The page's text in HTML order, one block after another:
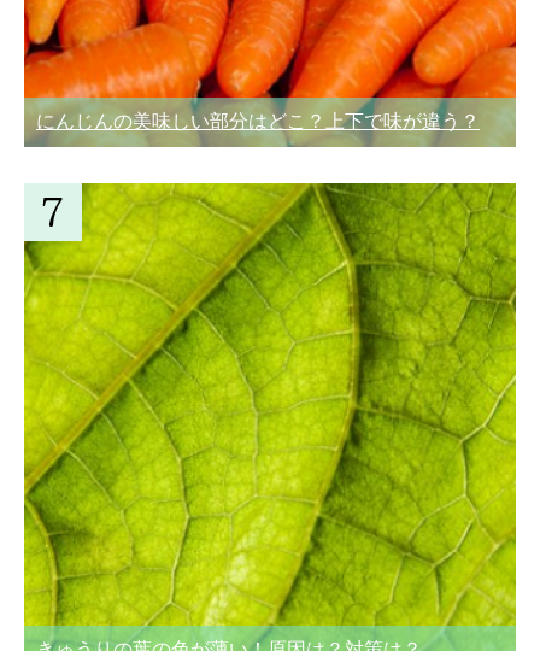
にんじんの美味しい部分はどこ？上下で味が違う？